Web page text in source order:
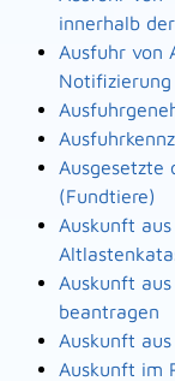
innerhalb
Ausfuhr von
Ausgesetzte
(Fundtiere)
Auskunft
Auskunft
beantragen
Auskunft
Auskunft im